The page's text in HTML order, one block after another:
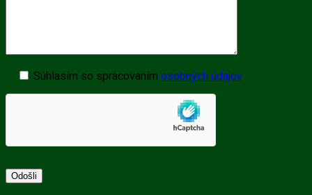
Súhlasím so spracovaním osobných údajov